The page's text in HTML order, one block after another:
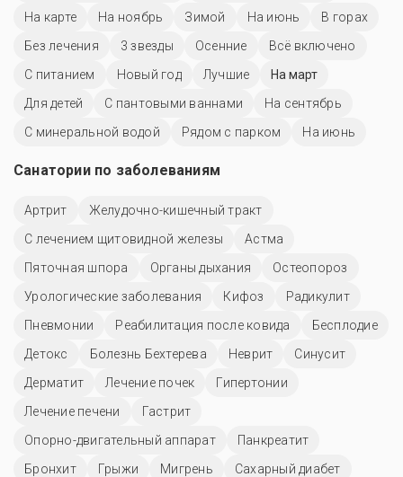
На карте
На ноябрь Зимой На июнь
В горах
Без лечения
3 звезды Осенние
Всё включено
С питанием
Новый год Лучшие
На март
Для детей
С пантовыми ваннами
На сентябрь
С минеральной водой
Рядом с парком На июнь
Санатории по заболеваниям
Артрит
Желудочно-кишечный тракт
С лечением щитовидной железы
Астма
Пяточная шпора
Органы дыхания
Остеопороз
Урологические заболевания
Кифоз
Радикулит
Пневмонии
Реабилитация после ковида
Бесплодие
Детокс
Болезнь Бехтерева Неврит
Синусит
Дерматит
Лечение почек
Гипертонии
Лечение печени
Гастрит
Опорно-двигательный аппарат
Панкреатит
Бронхит
Грыжи Мигрень
Сахарный диабет